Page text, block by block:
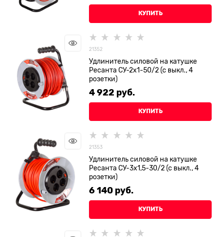
КУПИТЬ
21352
Удлинитель силовой на катушке
Ресанта СУ-2х1-50/2 (с выкл., 4
розетки)
4 922 руб.
КУПИТЬ
21353
Удлинитель силовой на катушке
Ресанта СУ-3х1,5-30/2 (с выкл., 4
розетки)
6 140 руб.
КУПИТЬ